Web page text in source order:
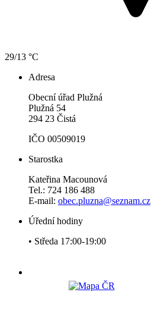
29/13 °C
Adresa
Obecní úřad Plužná
Plužná 54
294 23 Čistá
IČO 00509019
Starostka
Kateřina Macounová
Tel.: 724 186 488
E-mail: obec.pluzna@seznam.cz
Úřední hodiny
• Středa 17:00-19:00